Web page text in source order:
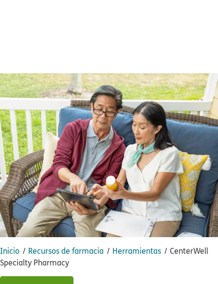
Inicio​​ Recursos de farmacia​​ Herramientas​​
CenterWell
Specialty Pharmacy​​